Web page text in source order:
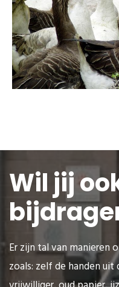
Wil jij
Er zijn tal van manieren
zoals: zelf de handen